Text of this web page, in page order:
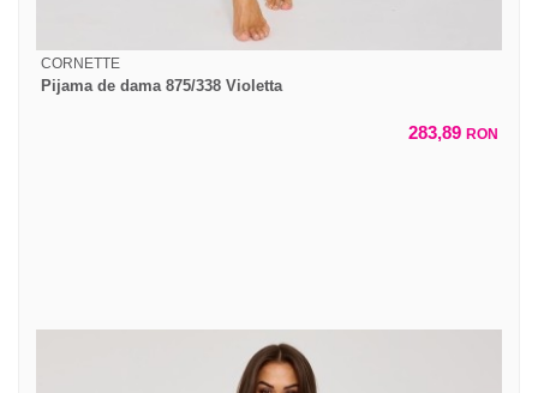
CORNETTE
Pijama de dama 875/338 Violetta
283,89 RON